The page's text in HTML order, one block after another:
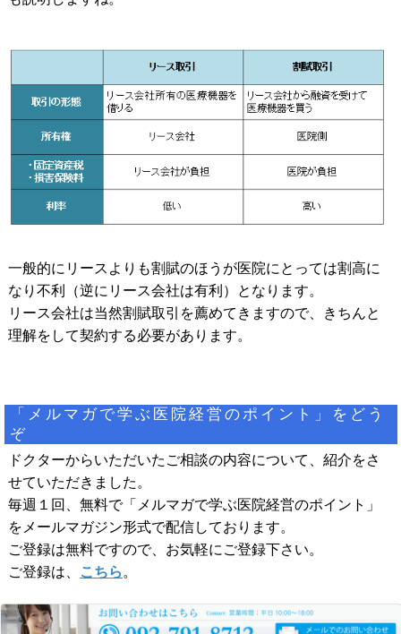
一般的にリースよりも割賦のほうが医院にとっては割高に
なり不利（逆にリース会社は有利）となります。
リース会社は当然割賦取引を薦めてきますので、きちんと
理解をして契約する必要があります。
「メルマガで学ぶ医院経営のポイント」をどう
ぞ
ドクターからいただいたご相談の内容について、紹介をさ
せていただきました。
毎週１回、無料で「メルマガで学ぶ医院経営のポイント」
をメールマガジン形式で配信しております。
ご登録は無料ですので、お気軽にご登録下さい。
ご登録は、
こちら 。